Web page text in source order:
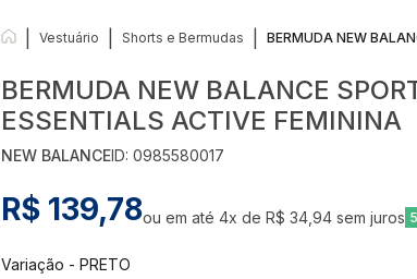
Vestuário Shorts e Bermudas
BERMUDA NEW BALANCE
ESSENTIALS ACTIVE FEMININA
NEW BALANCEID:0985580017
R$ 139,78ou em até4x deR$ 34,94 sem juros
Variação -PRETO